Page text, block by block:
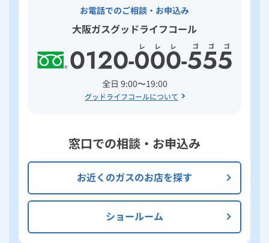
お電話でのご相談・お申込み
大阪ガスグッドライフコール
全日 9:00〜19:00
グッドライフコールについて
窓口での相談・お申込み
お近くのガスのお店を探す
ショールーム